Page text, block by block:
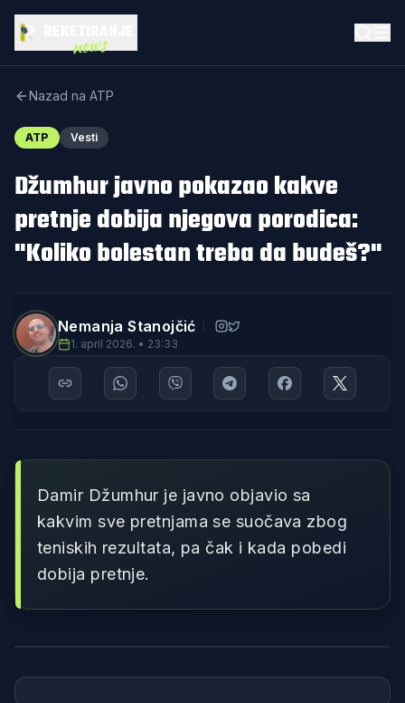
news
Nazad na ATP
ATP Vesti
Džumhur javno pokazao kakve
pretnje dobija njegova porodica:
"Koliko bolestan treba da budeš?"
Nemanja Stanojčić
1. april 2026. • 23:33
Damir Džumhur je javno objavio sa
kakvim sve pretnjama se suočava zbog
teniskih rezultata, pa čak i kada pobedi
dobija pretnje.